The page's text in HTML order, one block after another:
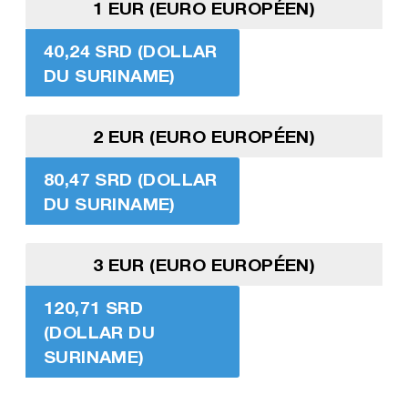
1 EUR (EURO EUROPÉEN)
40,24 SRD (DOLLAR
DU SURINAME)
2 EUR (EURO EUROPÉEN)
80,47 SRD (DOLLAR
DU SURINAME)
3 EUR (EURO EUROPÉEN)
120,71 SRD
(DOLLAR DU
SURINAME)